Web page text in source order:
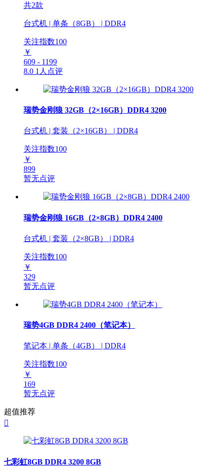
共2款
台式机 | 单条（8GB） | DDR4
关注指数100
￥
609 - 1199
8.0 1人点评
瑞势金刚狼 32GB（2×16GB）DDR4 3200
台式机 | 套装（2×16GB） | DDR4
关注指数100
￥
899
暂无点评
瑞势金刚狼 16GB（2×8GB）DDR4 2400
台式机 | 套装（2×8GB） | DDR4
关注指数100
￥
329
暂无点评
瑞势4GB DDR4 2400（笔记本）
笔记本 | 单条（4GB） | DDR4
关注指数100
￥
169
暂无点评
超值推荐

七彩虹8GB DDR4 3200 8GB